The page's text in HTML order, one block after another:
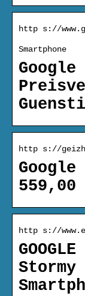
http s://
Smartphone
http s://
http s://
Stormy